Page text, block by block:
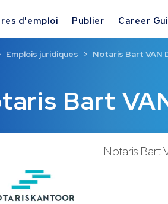
d'emploi Publier Career
Bart
Emplois juridiques Notaris Bart VAN
Notaris Bart